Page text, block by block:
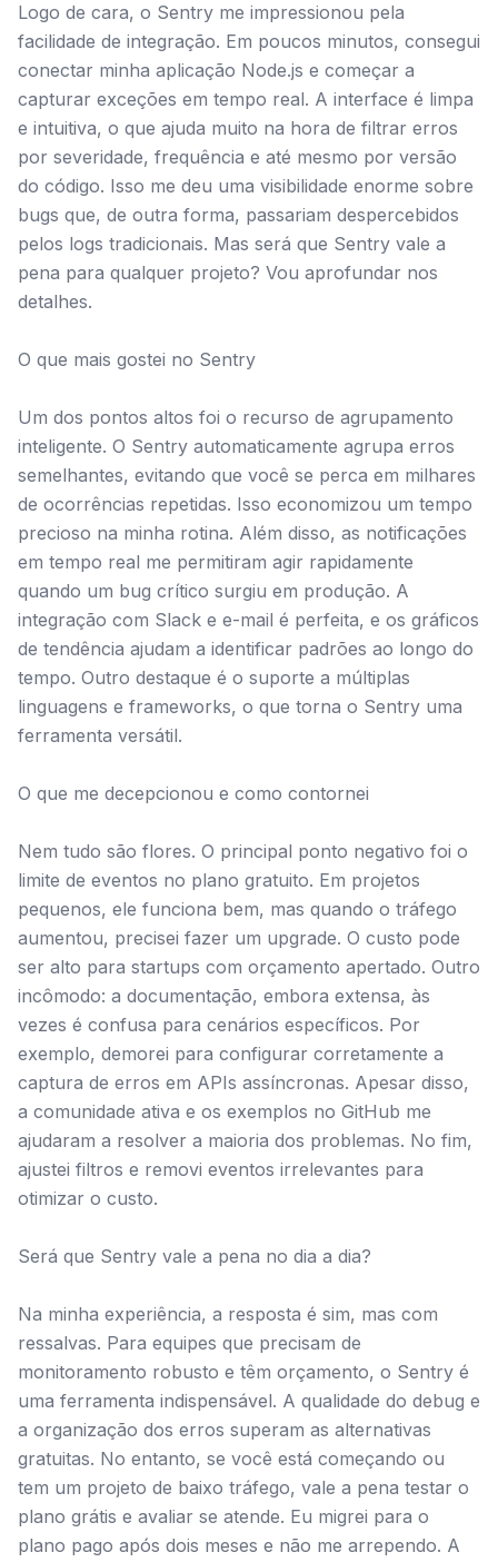
Logo de cara, o Sentry me impressionou pela
facilidade de integração. Em poucos minutos, consegui
conectar minha aplicação Node.js e começar a
capturar exceções em tempo real. A interface é limpa
e intuitiva, o que ajuda muito na hora de filtrar erros
por severidade, frequência e até mesmo por versão
do código. Isso me deu uma visibilidade enorme sobre
bugs que, de outra forma, passariam despercebidos
pelos logs tradicionais. Mas será que Sentry vale a
pena para qualquer projeto? Vou aprofundar nos
detalhes.
O que mais gostei no Sentry
Um dos pontos altos foi o recurso de agrupamento
inteligente. O Sentry automaticamente agrupa erros
semelhantes, evitando que você se perca em milhares
de ocorrências repetidas. Isso economizou um tempo
precioso na minha rotina. Além disso, as notificações
em tempo real me permitiram agir rapidamente
quando um bug crítico surgiu em produção. A
integração com Slack e e-mail é perfeita, e os gráficos
de tendência ajudam a identificar padrões ao longo do
tempo. Outro destaque é o suporte a múltiplas
linguagens e frameworks, o que torna o Sentry uma
ferramenta versátil.
O que me decepcionou e como contornei
Nem tudo são flores. O principal ponto negativo foi o
limite de eventos no plano gratuito. Em projetos
pequenos, ele funciona bem, mas quando o tráfego
aumentou, precisei fazer um upgrade. O custo pode
ser alto para startups com orçamento apertado. Outro
incômodo: a documentação, embora extensa, às
vezes é confusa para cenários específicos. Por
exemplo, demorei para configurar corretamente a
captura de erros em APIs assíncronas. Apesar disso,
a comunidade ativa e os exemplos no GitHub me
ajudaram a resolver a maioria dos problemas. No fim,
ajustei filtros e removi eventos irrelevantes para
otimizar o custo.
Será que Sentry vale a pena no dia a dia?
Na minha experiência, a resposta é sim, mas com
ressalvas. Para equipes que precisam de
monitoramento robusto e têm orçamento, o Sentry é
uma ferramenta indispensável. A qualidade do debug e
a organização dos erros superam as alternativas
gratuitas. No entanto, se você está começando ou
tem um projeto de baixo tráfego, vale a pena testar o
plano grátis e avaliar se atende. Eu migrei para o
plano pago após dois meses e não me arrependo. A